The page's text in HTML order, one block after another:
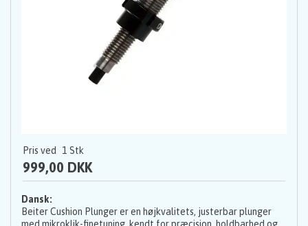
Pris ved 1 Stk
999,00 DKK
Dansk:
Beiter Cushion Plunger er en højkvalitets, justerbar plunger